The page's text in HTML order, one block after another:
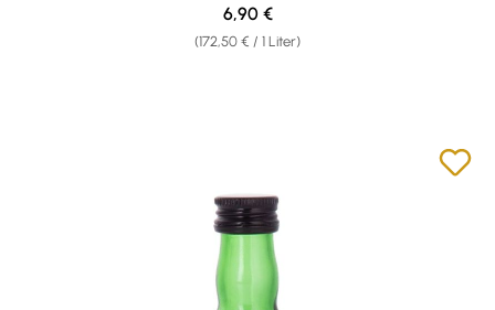
(172,50 € / 1 Liter)
Regulärer Preis:
6,90 €